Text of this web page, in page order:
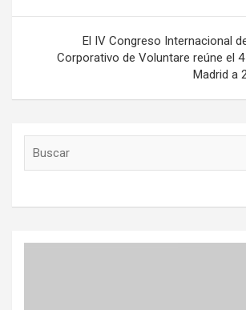
El IV Congreso Internacional
Corporativo de Voluntare reúne el
Madrid a